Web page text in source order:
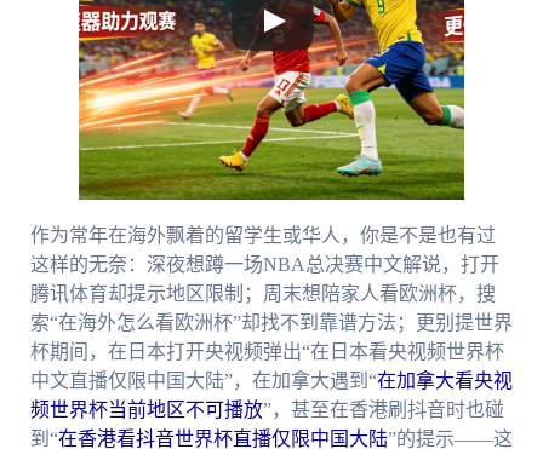
作为常年在海外飘着的留学生或华人，你是不是也有过
这样的无奈：深夜想蹲一场NBA总决赛中文解说，打开
腾讯体育却提示地区限制；周末想陪家人看欧洲杯，搜
索“在海外怎么看欧洲杯”却找不到靠谱方法；更别提世界
杯期间，在日本打开央视频弹出“在日本看央视频世界杯
中文直播仅限中国大陆”，在加拿大遇到“在加拿大看央视
频世界杯当前地区不可播放”，甚至在香港刷抖音时也碰
到“在香港看抖音世界杯直播仅限中国大陆”的提示——这